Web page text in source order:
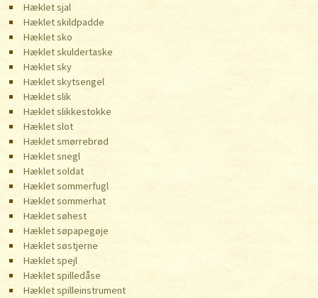
Hæklet sjal
Hæklet skildpadde
Hæklet sko
Hæklet skuldertaske
Hæklet sky
Hæklet skytsengel
Hæklet slik
Hæklet slikkestokke
Hæklet slot
Hæklet smørrebrød
Hæklet snegl
Hæklet soldat
Hæklet sommerfugl
Hæklet sommerhat
Hæklet søhest
Hæklet søpapegøje
Hæklet søstjerne
Hæklet spejl
Hæklet spilledåse
Hæklet spilleinstrument